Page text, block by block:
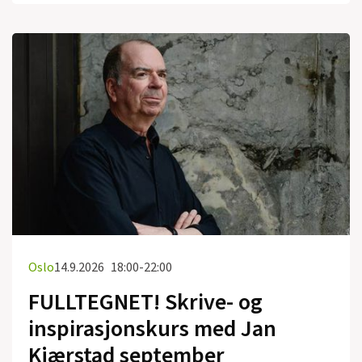
Oslo14.9.2026 18:00-22:00
FULLTEGNET! Skrive- og
inspirasjonskurs med Jan
Kjærstad september